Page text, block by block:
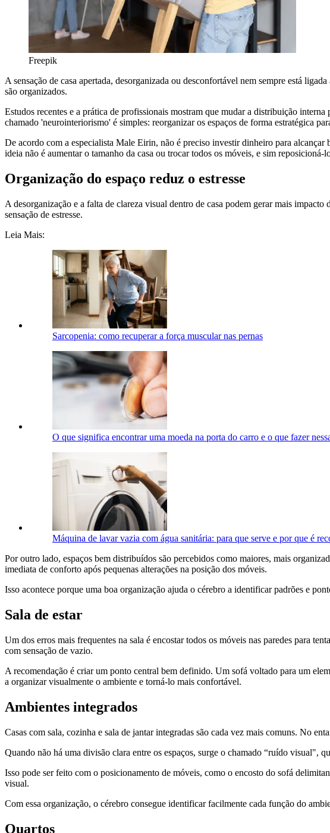
Freepik
A sensação de casa apertada, desorganizada ou desconfortável nem sempre está
são organizados.
Estudos recentes e a prática de profissionais mostram que mudar a distribuição
chamado 'neurointeriorismo' é simples: reorganizar os espaços de forma estratégica
De acordo com a especialista Male Eirin, não é preciso investir dinheiro para
ideia não é aumentar o tamanho da casa ou trocar todos os móveis, e sim
Organização do espaço reduz o estresse
A desorganização e a falta de clareza visual dentro de casa podem gerar mais
sensação de estresse.
Leia Mais:
Sarcopenia: como recuperar a força muscular nas pernas
O que significa encontrar uma moeda na porta do carro e o que fazer
Máquina de lavar vazia com água sanitária: para que serve e por que é
Por outro lado, espaços bem distribuídos são percebidos como maiores, mais
imediata de conforto após pequenas alterações na posição dos móveis.
Isso acontece porque uma boa organização ajuda o cérebro a identificar padrões e
Sala de estar
Um dos erros mais frequentes na sala é encostar todos os móveis nas paredes para
com sensação de vazio.
A recomendação é criar um ponto central bem definido. Um sofá voltado para um
a organizar visualmente o ambiente e torná-lo mais confortável.
Ambientes integrados
Casas com sala, cozinha e sala de jantar integradas são cada vez mais comuns. No
Quando não há uma divisão clara entre os espaços, surge o chamado “ruído visual",
Isso pode ser feito com o posicionamento de móveis, como o encosto do sofá
visual.
Com essa organização, o cérebro consegue identificar facilmente cada função do
Quartos